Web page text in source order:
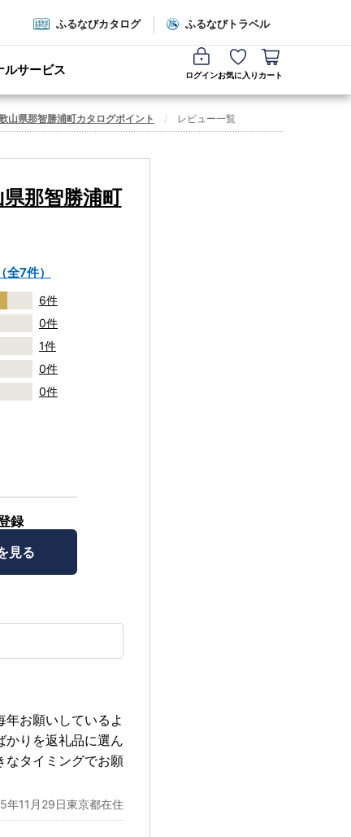
ふるなびカタログ ふるなびトラベル
ルサービス ログインお気に入り カート
山県那智勝浦町カタログポイント レビュー一覧
那智勝浦町
（全7件）
6件
0件
1件
0件
0件
録
見る
お願いしているよ
かりを返礼品に選ん
なタイミングでお願
年11月29日東京都在住